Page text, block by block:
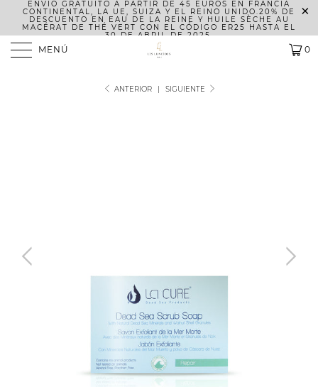
ENVÍO GRATUITO A PARTIR DE 45 EUROS EN FRANCIA
CONTINENTAL, LA UE, SUIZA Y EL REINO UNIDO.20% DE
DESCUENTO EN EAU DE LA REINE Y HUILE SÈCHE AU
MACÉRAT DE THÉ VERT CON EL CÓDIGO ER25 HASTA EL
30 DE ABRIL DE 2025.
MENÚ 0
ANTERIOR | SIGUIENTE